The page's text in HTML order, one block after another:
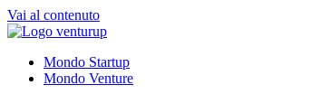
Vai al contenuto
Mondo Startup
Mondo Venture